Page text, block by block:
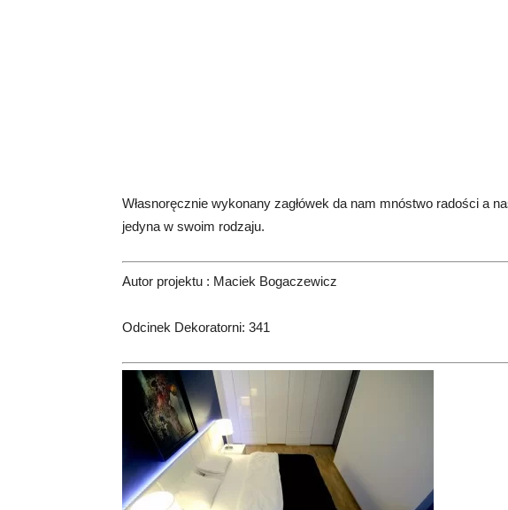
Własnoręcznie wykonany zagłówek da nam mnóstwo radości a
jedyna w swoim rodzaju.
Autor projektu : Maciek Bogaczewicz
Odcinek Dekoratorni: 341